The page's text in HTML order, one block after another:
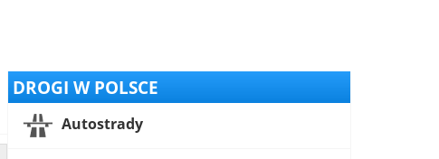
DROGI W POLSCE
Autostrady